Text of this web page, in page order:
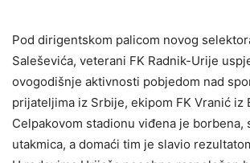
Pod dirigentskom palicom novog
Saleševića, veterani FK Radnik-Urije
ovogodišnje aktivnosti pobjedom nad
prijateljima iz Srbije, ekipom FK Vranić iz
Celpakovom stadionu viđena je borbena,
utakmica, a domaći tim je slavio